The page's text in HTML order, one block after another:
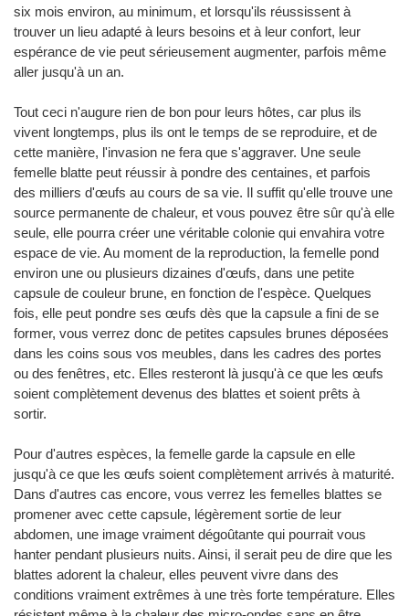
six mois environ, au minimum, et lorsqu'ils réussissent à
trouver un lieu adapté à leurs besoins et à leur confort, leur
espérance de vie peut sérieusement augmenter, parfois même
aller jusqu'à un an.
Tout ceci n'augure rien de bon pour leurs hôtes, car plus ils
vivent longtemps, plus ils ont le temps de se reproduire, et de
cette manière, l'invasion ne fera que s'aggraver. Une seule
femelle blatte peut réussir à pondre des centaines, et parfois
des milliers d'œufs au cours de sa vie. Il suffit qu'elle trouve une
source permanente de chaleur, et vous pouvez être sûr qu'à elle
seule, elle pourra créer une véritable colonie qui envahira votre
espace de vie. Au moment de la reproduction, la femelle pond
environ une ou plusieurs dizaines d'œufs, dans une petite
capsule de couleur brune, en fonction de l'espèce. Quelques
fois, elle peut pondre ses œufs dès que la capsule a fini de se
former, vous verrez donc de petites capsules brunes déposées
dans les coins sous vos meubles, dans les cadres des portes
ou des fenêtres, etc. Elles resteront là jusqu'à ce que les œufs
soient complètement devenus des blattes et soient prêts à
sortir.
Pour d'autres espèces, la femelle garde la capsule en elle
jusqu'à ce que les œufs soient complètement arrivés à maturité.
Dans d'autres cas encore, vous verrez les femelles blattes se
promener avec cette capsule, légèrement sortie de leur
abdomen, une image vraiment dégoûtante qui pourrait vous
hanter pendant plusieurs nuits. Ainsi, il serait peu de dire que les
blattes adorent la chaleur, elles peuvent vivre dans des
conditions vraiment extrêmes à une très forte température. Elles